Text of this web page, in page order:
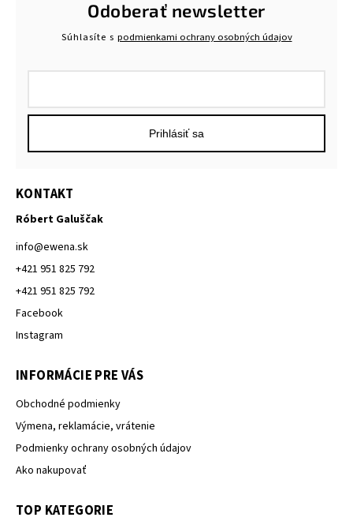
Odoberať newsletter
Súhlasíte s podmienkami ochrany osobných údajov
Prihlásiť sa
KONTAKT
Róbert Galuščak
info@ewena.sk
+421 951 825 792
+421 951 825 792
Facebook
Instagram
INFORMÁCIE PRE VÁS
Obchodné podmienky
Výmena, reklamácie, vrátenie
Podmienky ochrany osobných údajov
Ako nakupovať
TOP KATEGORIE